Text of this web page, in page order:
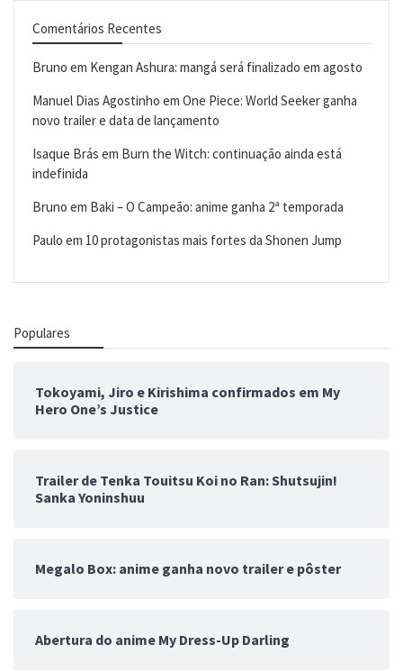
Comentários Recentes
Bruno em Kengan Ashura: mangá será finalizado em agosto
Manuel Dias Agostinho em One Piece: World Seeker ganha
novo trailer e data de lançamento
Isaque Brás em Burn the Witch: continuação ainda está
indefinida
Bruno em Baki – O Campeão: anime ganha 2ª temporada
Paulo em 10 protagonistas mais fortes da Shonen Jump
Populares
Tokoyami, Jiro e Kirishima confirmados em My
Hero One’s Justice
Trailer de Tenka Touitsu Koi no Ran: Shutsujin!
Sanka Yoninshuu
Megalo Box: anime ganha novo trailer e pôster
Abertura do anime My Dress-Up Darling